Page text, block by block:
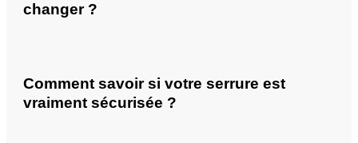
changer ?
Comment savoir si votre serrure est
vraiment sécurisée ?